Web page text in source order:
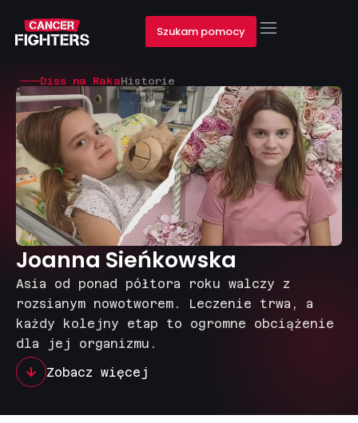
Szukam pomocy
Diss na RakaHistorie
Joanna Sieńkowska
Asia od ponad półtora roku walczy z
rozsianym nowotworem. Leczenie trwa, a
każdy kolejny etap to ogromne obciążenie
dla jej organizmu.
Zobacz więcej